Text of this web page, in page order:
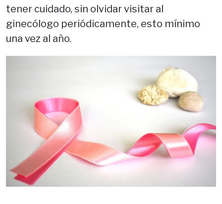
tener cuidado, sin olvidar visitar al
ginecólogo periódicamente, esto mínimo
una vez al año.